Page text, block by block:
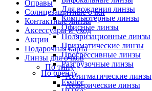
Оправы
Солнцезащитные очки
Контактные линзы
Аксессуары и уход
Акции
Подарочная карта
Линзы для очков
По типу
Астигматические линзы
Асферические линзы
Для вождения линзы
Компьютерные линзы
Офисные линзы
Поляризационные линзы
Призматические линзы
Прогрессивные линзы
Разгрузочные линзы
По бренду
Essilor